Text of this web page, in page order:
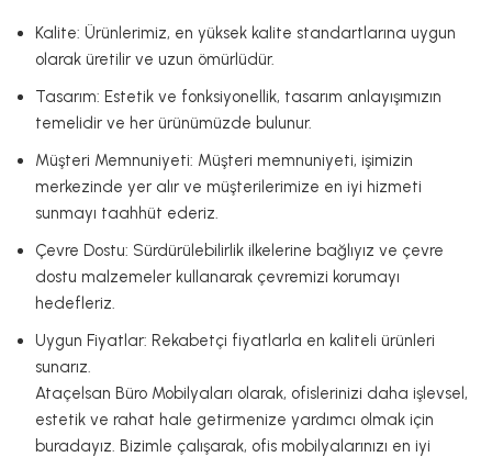
Kalite: Ürünlerimiz, en yüksek kalite standartlarına uygun
olarak üretilir ve uzun ömürlüdür.
Tasarım: Estetik ve fonksiyonellik, tasarım anlayışımızın
temelidir ve her ürünümüzde bulunur.
Müşteri Memnuniyeti: Müşteri memnuniyeti, işimizin
merkezinde yer alır ve müşterilerimize en iyi hizmeti
sunmayı taahhüt ederiz.
Çevre Dostu: Sürdürülebilirlik ilkelerine bağlıyız ve çevre
dostu malzemeler kullanarak çevremizi korumayı
hedefleriz.
Uygun Fiyatlar: Rekabetçi fiyatlarla en kaliteli ürünleri
sunarız.
Ataçelsan Büro Mobilyaları olarak, ofislerinizi daha işlevsel,
estetik ve rahat hale getirmenize yardımcı olmak için
buradayız. Bizimle çalışarak, ofis mobilyalarınızı en iyi